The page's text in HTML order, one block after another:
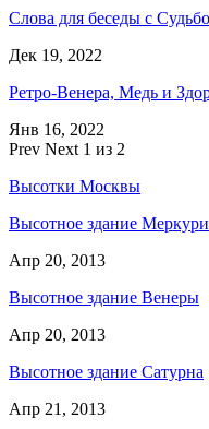
Слова для беседы с
Дек 19, 2022
Ретро-Венера, Медь и
Янв 16, 2022
Prev Next 1 из 2
Высотки Москвы
Высотное здание
Апр 20, 2013
Высотное здание Венеры
Апр 20, 2013
Высотное здание Сатурна
Апр 21, 2013